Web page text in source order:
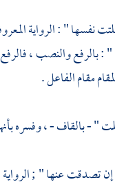
نفسها " : الرواية
والنصب ، فالرفع
مقام الفاعل .
" - بالقاف - ، وفسره
تصدقت عنها " ;